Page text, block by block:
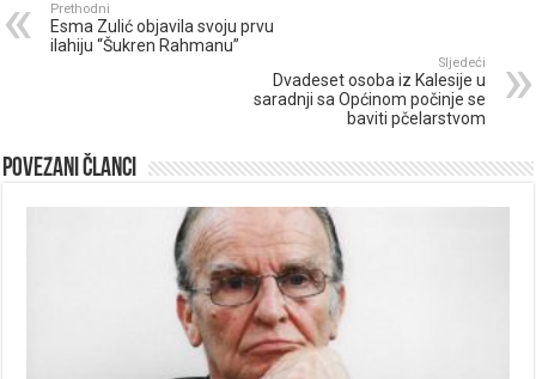
Prethodni
Esma Zulić objavila svoju prvu
ilahiju “Šukren Rahmanu”
Sljedeći
Dvadeset osoba iz Kalesije u
saradnji sa Općinom počinje se
baviti pčelarstvom
Povezani članci